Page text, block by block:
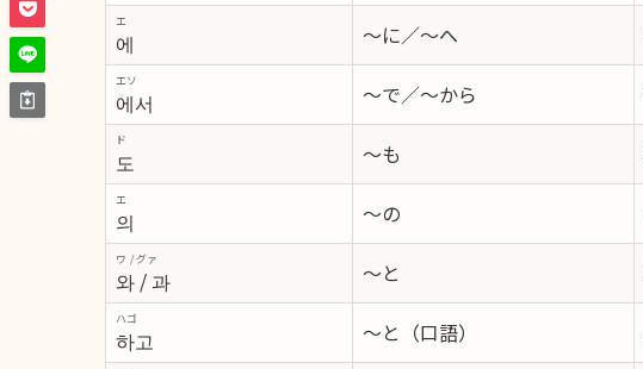
에
エ ～に／～へ
에서
エソ ～で／～から
도
ド ～も
의
エ ～の
와 / 과
ワ / グァ ～と
하고
ハゴ ～と（口語）